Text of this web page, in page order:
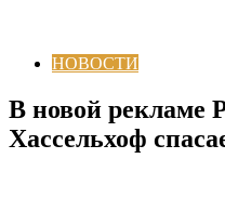
НОВОСТИ
В новой рекламе
Хассельхоф